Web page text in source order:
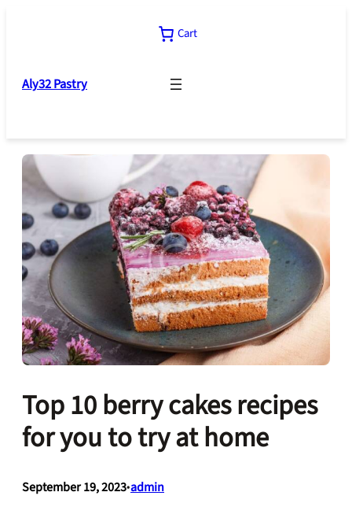
Cart
Aly32 Pastry
Top 10 berry cakes recipes
for you to try at home
September 19, 2023•admin